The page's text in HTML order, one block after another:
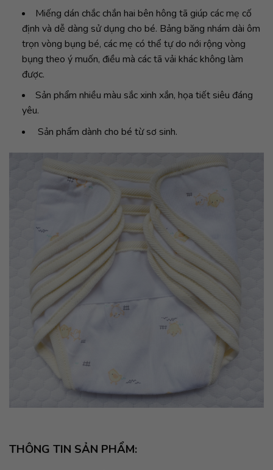
Miếng dán chắc chắn hai bên hông tã giúp các mẹ cố
định và dễ dàng sử dụng cho bé. Bảng băng nhám dài ôm
trọn vòng bụng bé, các mẹ có thể tự do nới rộng vòng
bụng theo ý muốn, điều mà các tã vải khác không làm
được.
Sản phẩm nhiều màu sắc xinh xắn, họa tiết siêu đáng
yêu.
Sản phẩm dành cho bé từ sơ sinh.
THÔNG TIN SẢN PHẨM: